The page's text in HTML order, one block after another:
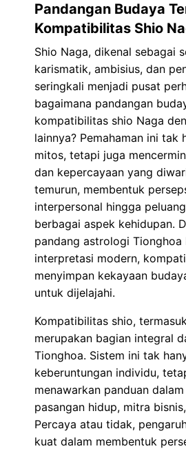
Pandangan Budaya
Kompatibilitas Shio
Shio Naga, dikenal sebagai
karismatik, ambisius, dan
seringkali menjadi pusat
bagaimana pandangan
kompatibilitas shio Naga
lainnya? Pemahaman ini tak
mitos, tetapi juga
dan kepercayaan yang
temurun, membentuk
interpersonal hingga
berbagai aspek kehidupan.
pandang astrologi Tionghoa
interpretasi modern,
menyimpan kekayaan
untuk dijelajahi.
Kompatibilitas shio,
merupakan bagian integral
Tionghoa. Sistem ini tak
keberuntungan individu,
menawarkan panduan
pasangan hidup, mitra
Percaya atau tidak,
kuat dalam membentuk